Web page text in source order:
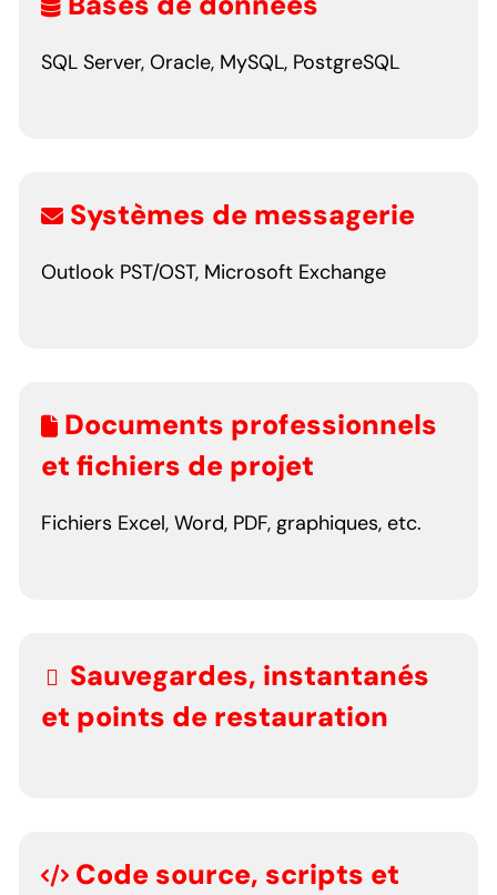
SQL Server, Oracle, MySQL, PostgreSQL
Systèmes de messagerie
Outlook PST/OST, Microsoft Exchange
Documents professionnels
et fichiers de projet
Fichiers Excel, Word, PDF, graphiques, etc.
Sauvegardes, instantanés
et points de restauration
Code source, scripts et